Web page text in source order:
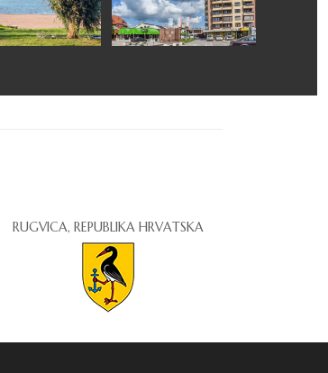
RUGVICA, REPUBLIKA HRVATSKA